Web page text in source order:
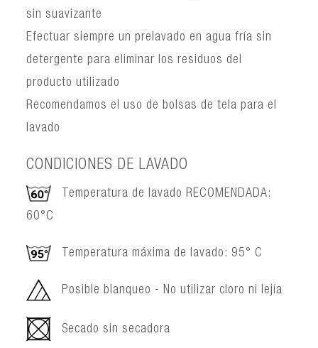
sin suavizante
Efectuar siempre un prelavado en agua fría sin
detergente para eliminar los residuos del
producto utilizado
Recomendamos el uso de bolsas de tela para el
lavado
CONDICIONES DE LAVADO
Temperatura de lavado RECOMENDADA:
60°C
Temperatura máxima de lavado: 95° C
Posible blanqueo - No utilizar cloro ni lejía
Secado sin secadora